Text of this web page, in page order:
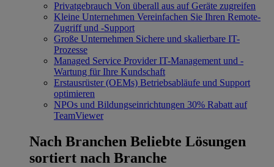
Privatgebrauch Von überall aus auf Geräte zugreifen
Kleine Unternehmen Vereinfachen Sie Ihren Remote-
Zugriff und -Support
Große Unternehmen Sichere und skalierbare IT-
Prozesse
Managed Service Provider IT-Management und -
Wartung für Ihre Kundschaft
Erstausrüster (OEMs) Betriebsabläufe und Support
optimieren
NPOs und Bildungseinrichtungen 30% Rabatt auf
TeamViewer
Nach Branchen Beliebte Lösungen
sortiert nach Branche